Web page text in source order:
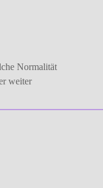
Normalität
weiter